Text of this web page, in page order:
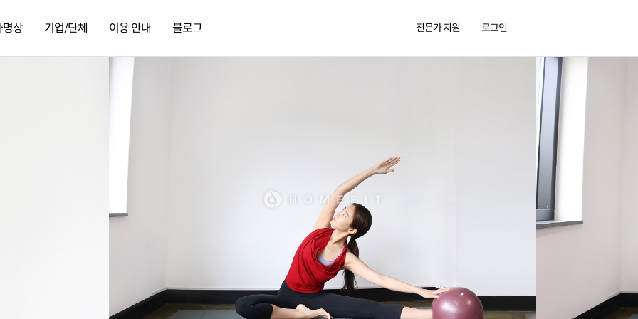
명상 기업/단체 이용 안내 블로그 전문가 지원 로그인